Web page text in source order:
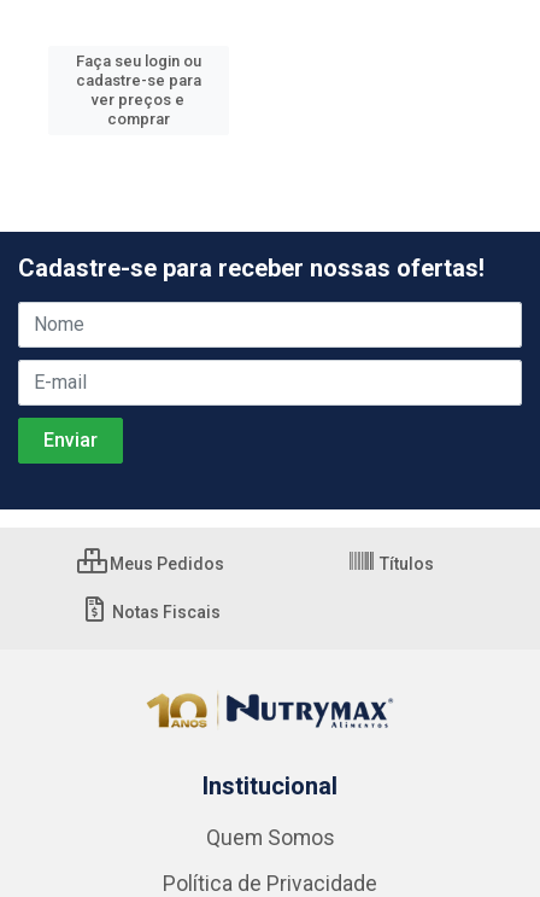
Faça seu login ou
cadastre-se para
ver preços e
comprar
Cadastre-se para receber nossas ofertas!
Meus Pedidos Títulos
Notas Fiscais
Institucional
Quem Somos
Política de Privacidade